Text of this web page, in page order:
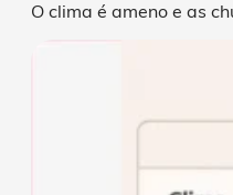
O clima é ameno e as